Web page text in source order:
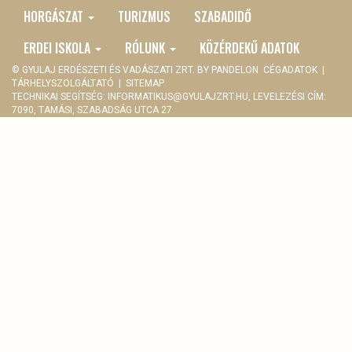
MENU
HORGÁSZAT
TURIZMUS
SZABADIDŐ
ERDEI ISKOLA
RÓLUNK KÖZÉRDEKŰ ADATOK
© GYULAJ ERDÉSZETI ÉS VADÁSZATI ZRT. BY PANDELON CÉGADATOK |
TÁRHELYSZOLGÁLTATÓ | SITEMAP
TECHNIKAI SEGÍTSÉG: INFORMATIKUS@GYULAJZRT.HU, LEVELEZÉSI CÍM:
7090, TAMÁSI, SZABADSÁG UTCA 27